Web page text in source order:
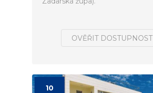
OVĚŘIT DOSTUPNOST
10